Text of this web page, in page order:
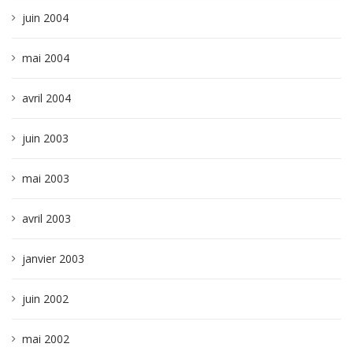
juin 2004
mai 2004
avril 2004
juin 2003
mai 2003
avril 2003
janvier 2003
juin 2002
mai 2002